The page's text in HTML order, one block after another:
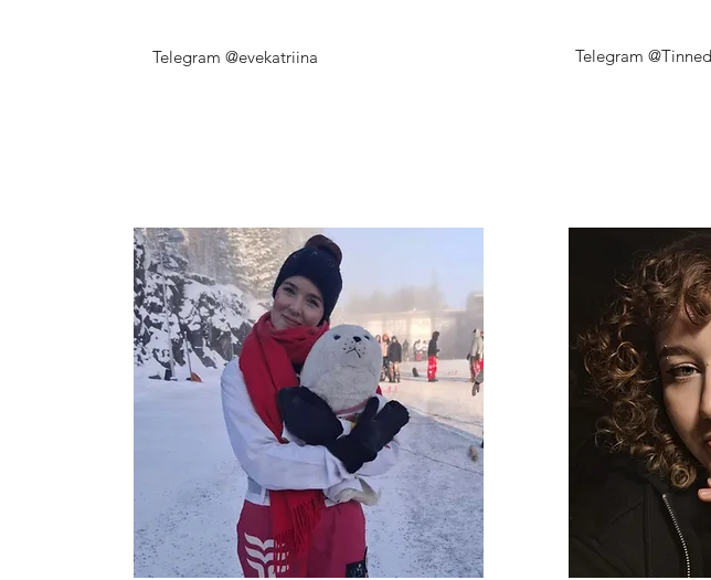
Telegram @evekatriina Telegram